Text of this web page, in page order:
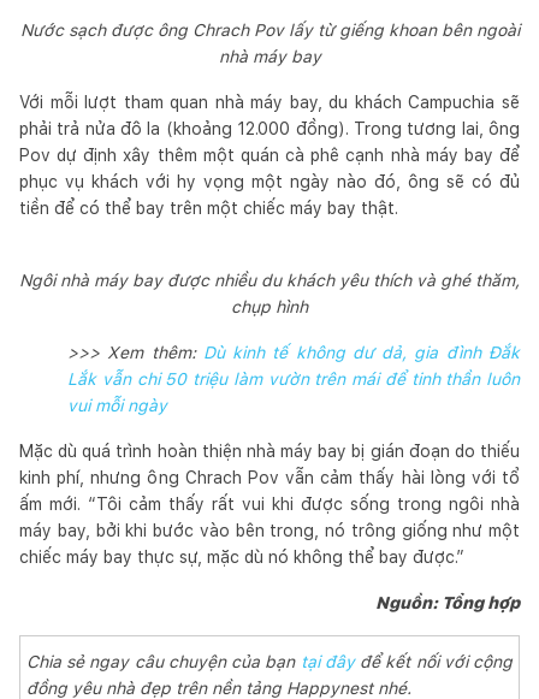
Nước sạch được ông Chrach Pov lấy từ giếng khoan bên ngoài
nhà máy bay
Với mỗi lượt tham quan nhà máy bay, du khách Campuchia sẽ
phải trả nửa đô la (khoảng 12.000 đồng). Trong tương lai, ông
Pov dự định xây thêm một quán cà phê cạnh nhà máy bay để
phục vụ khách với hy vọng một ngày nào đó, ông sẽ có đủ
tiền để có thể bay trên một chiếc máy bay thật.
Ngôi nhà máy bay được nhiều du khách yêu thích và ghé thăm,
chụp hình
>>> Xem thêm: Dù kinh tế không dư dả, gia đình Đắk
Lắk vẫn chi 50 triệu làm vườn trên mái để tinh thần luôn
vui mỗi ngày
Mặc dù quá trình hoàn thiện nhà máy bay bị gián đoạn do thiếu
kinh phí, nhưng ông Chrach Pov vẫn cảm thấy hài lòng với tổ
ấm mới. “Tôi cảm thấy rất vui khi được sống trong ngôi nhà
máy bay, bởi khi bước vào bên trong, nó trông giống như một
chiếc máy bay thực sự, mặc dù nó không thể bay được.”
Nguồn: Tổng hợp
Chia sẻ ngay câu chuyện của bạn tại đâyđể kết nối với cộng
đồng yêu nhà đẹp trên nền tảng Happynest nhé.